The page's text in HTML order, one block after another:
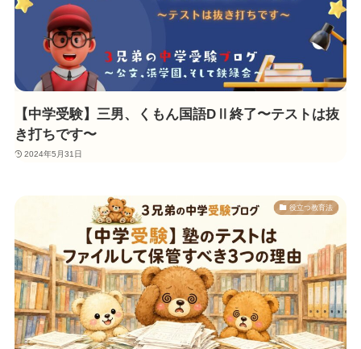
【中学受験】三男、くもん国語DⅡ終了〜テストは抜
き打ちです〜
2024年5月31日
役立つ教育法